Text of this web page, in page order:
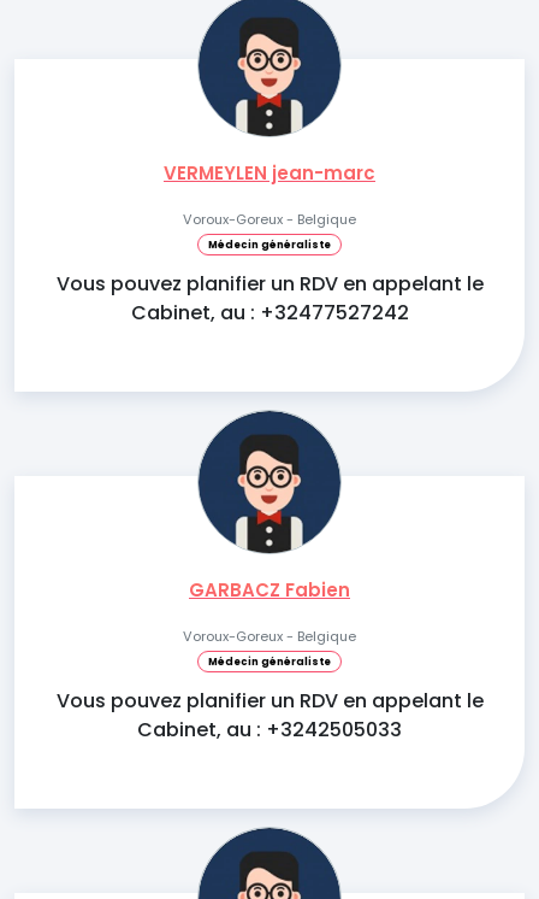
VERMEYLEN jean-marc
Voroux-Goreux - Belgique
Médecin généraliste
Vous pouvez planifier un RDV en appelant le
Cabinet, au : +32477527242
GARBACZ Fabien
Voroux-Goreux - Belgique
Médecin généraliste
Vous pouvez planifier un RDV en appelant le
Cabinet, au : +3242505033